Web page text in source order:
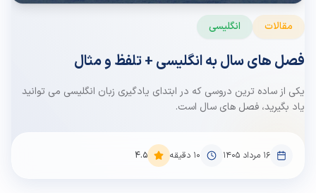
مقالات انگلیسی
فصل های سال به انگلیسی + تلفظ و مثال
یکی از ساده ترین دروسی که در ابتدای یادگیری زبان انگلیسی می توانید
یاد بگیرید، فصل های سال است.
۱۶ مرداد ۱۴۰۵ 10 دقیقه 4.5